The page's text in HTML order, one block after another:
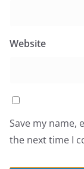
Website
Save my name,
the next time I